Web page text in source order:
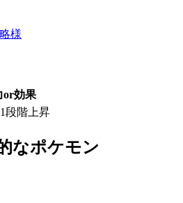
様
or効果
段階上昇
なポケモン